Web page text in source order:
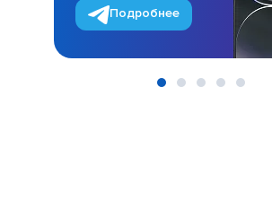
Подробнее